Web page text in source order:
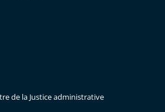
de la Justice administrative